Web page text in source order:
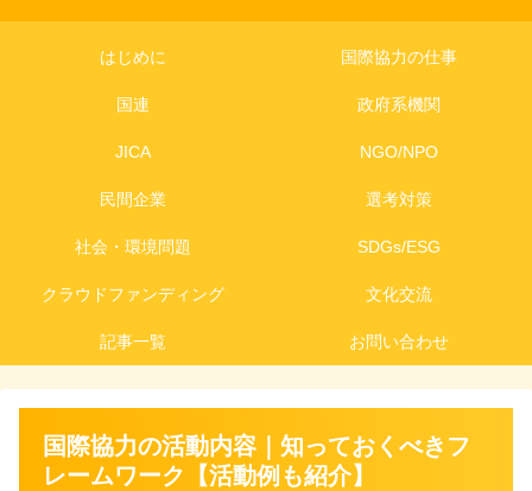
はじめに 国際協力の仕事
国連 政府系機関
JICA NGO/NPO
民間企業 選考対策
社会・環境問題 SDGs/ESG
クラウドファンディング 文化交流
記事一覧 お問い合わせ
国際協力の活動内容｜知っておくべきフ
レームワーク【活動例も紹介】